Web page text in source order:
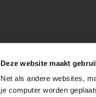
Deze website maakt
Net als andere websites,
je computer worden